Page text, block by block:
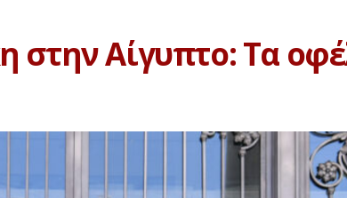
στην Αίγυπτο: Τα